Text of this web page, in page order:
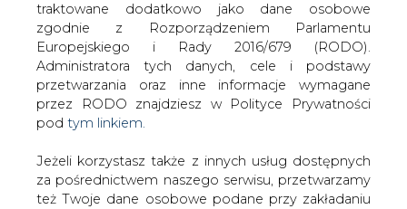
WŁĄCZ CIRE.TV
traktowane dodatkowo jako dane osobowe
zgodnie z Rozporządzeniem Parlamentu
Europejskiego i Rady 2016/679 (RODO).
Administratora tych danych, cele i podstawy
przetwarzania oraz inne informacje wymagane
przez RODO znajdziesz w Polityce Prywatności
pod tym linkiem.
Jeżeli korzystasz także z innych usług dostępnych
za pośrednictwem naszego serwisu, przetwarzamy
też Twoje dane osobowe podane przy zakładaniu